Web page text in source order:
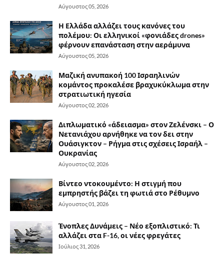
Αύγουστος 05, 2026
Η Ελλάδα αλλάζει τους κανόνες του
πολέμου: Οι ελληνικοί «φονιάδες drones»
φέρνουν επανάσταση στην αεράμυνα
Αύγουστος 05, 2026
Μαζική ανυπακοή 100 Ισραηλινών
κομάντος προκαλέσε βραχυκύκλωμα στην
στρατιωτική ηγεσία
Αύγουστος 02, 2026
Διπλωματικό «άδειασμα» στον Ζελένσκι – Ο
Νετανιάχου αρνήθηκε να τον δει στην
Ουάσιγκτον – Ρήγμα στις σχέσεις Ισραήλ –
Ουκρανίας
Αύγουστος 02, 2026
Βίντεο ντοκουμέντο: Η στιγμή που
εμπρηστής βάζει τη φωτιά στο Ρέθυμνο
Αύγουστος 01, 2026
Ένοπλες Δυνάμεις – Νέο εξοπλιστικό: Τι
αλλάζει στα F-16, οι νέες φρεγάτες
Ιούλιος 31, 2026